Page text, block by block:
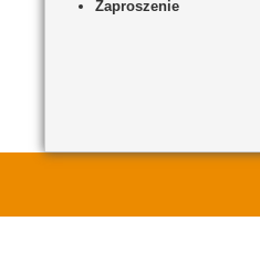
Zaproszenie